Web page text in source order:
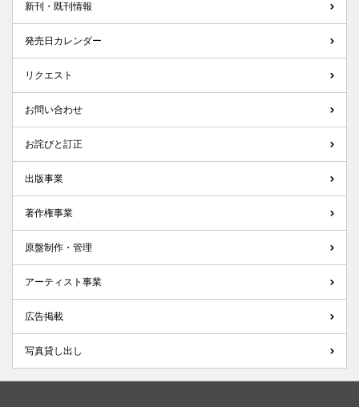
新刊・既刊情報
発売日カレンダー
リクエスト
お問い合わせ
お詫びと訂正
出版事業
著作権事業
原盤制作・管理
アーティスト事業
広告掲載
写真貸し出し